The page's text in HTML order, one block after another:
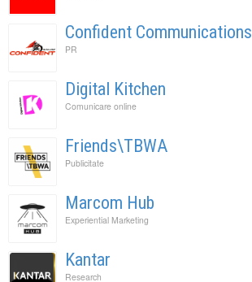
Confident Communications
PR
Digital Kitchen
Comunicare online
Friends\TBWA
Publicitate
Marcom Hub
Experiential Marketing
Kantar
Research